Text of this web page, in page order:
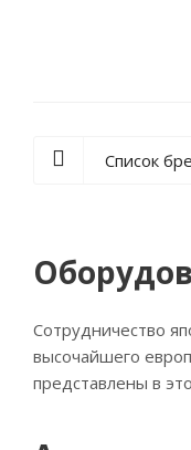
Список
Сотрудничество
высочайшего
представлены в